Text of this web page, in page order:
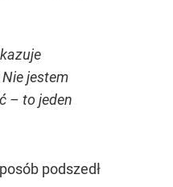
jestem
– to jeden
podszedł